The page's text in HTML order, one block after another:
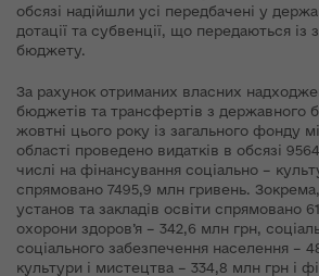
обсязі надійшли усі передбачені у
дотації та субвенції, що передаються із
бюджету.
За рахунок отриманих власних
бюджетів та трансфертів з державного
жовтні цього року із загального фонду
області проведено видатків в обсязі
числі на фінансування соціально –
спрямовано 7495,9 млн гривень.
установ та закладів освіти спрямовано
охорони здоров’я – 342,6 млн грн,
соціального забезпечення населення –
культури і мистецтва – 334,8 млн грн і